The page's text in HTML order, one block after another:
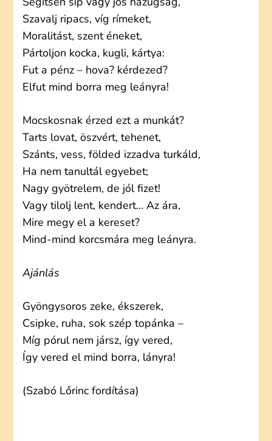
Szavalj ripacs, víg rímeket,
Moralitást, szent éneket,
Pártoljon kocka, kugli, kártya:
Fut a pénz – hova? kérdezed?
Elfut mind borra meg leányra!
Mocskosnak érzed ezt a munkát?
Tarts lovat, öszvért, tehenet,
Szánts, vess, földed izzadva turkáld,
Ha nem tanultál egyebet;
Nagy gyötrelem, de jól fizet!
Vagy tilolj lent, kendert… Az ára,
Mire megy el a kereset?
Mind-mind korcsmára meg leányra.
Ajánlás
Gyöngysoros zeke, ékszerek,
Csipke, ruha, sok szép topánka –
Míg pórul nem jársz, így vered,
Így vered el mind borra, lányra!
(Szabó Lőrinc fordítása)